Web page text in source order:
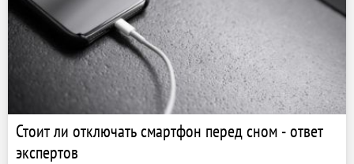
Стоит ли отключать смартфон перед сном - ответ
экспертов